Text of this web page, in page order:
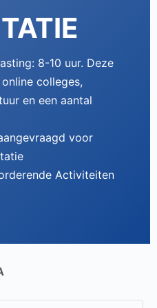
8-10 uur. Deze
colleges,
en een aantal
voor
Activiteiten